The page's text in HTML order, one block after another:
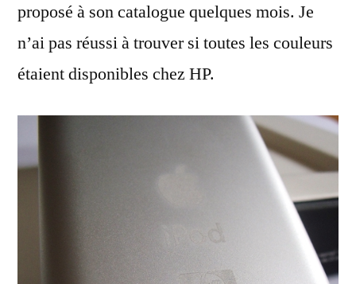
proposé à son catalogue quelques mois. Je
n’ai pas réussi à trouver si toutes les couleurs
étaient disponibles chez HP.